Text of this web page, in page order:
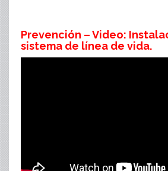
Prevención – Video:
sistema de línea de vida.